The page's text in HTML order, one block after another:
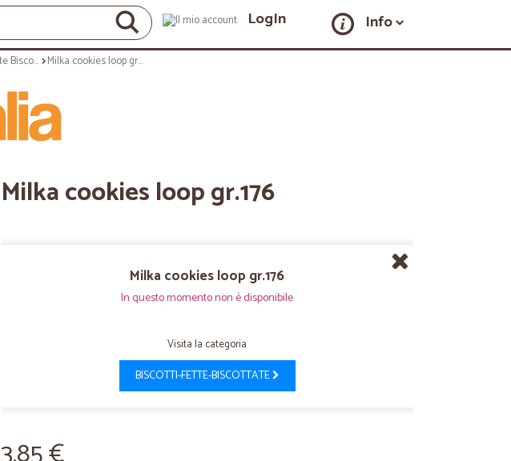
LogIn Info
Biscotti e Fette Biscottate Milka cookies loop gr.176
Milka cookies loop gr.176
Milka cookies loop gr.176
In questo momento non è disponibile
Visita la categoria
BISCOTTI-FETTE-BISCOTTATE